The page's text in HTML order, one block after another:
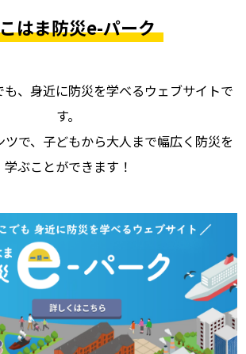
はま防災e-パーク
も、身近に防災を学べるウェブサイトで
す。
で、子どもから大人まで幅広く防災を
学ぶことができます！